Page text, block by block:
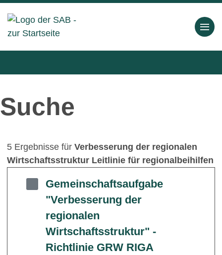
Suche
5 Ergebnisse für Verbesserung der regionalen
Wirtschaftsstruktur Leitlinie für regionalbeihilfen
Gemeinschaftsaufgabe
"Verbesserung der
regionalen
Wirtschaftsstruktur" -
Richtlinie GRW RIGA